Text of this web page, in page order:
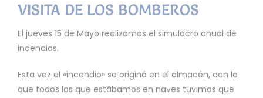
VISITA DE LOS BOMBEROS
El jueves 15 de Mayo realizamos el simulacro anual de
incendios.
Esta vez el «incendio» se originó en el almacén, con lo
que todos los que estábamos en naves tuvimos que